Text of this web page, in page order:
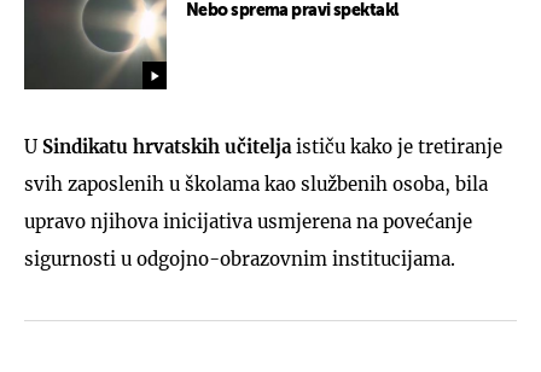
Nebo sprema pravi spektakl
U Sindikatu hrvatskih učitelja ističu kako je tretiranje
svih zaposlenih u školama kao službenih osoba, bila
upravo njihova inicijativa usmjerena na povećanje
sigurnosti u odgojno-obrazovnim institucijama.